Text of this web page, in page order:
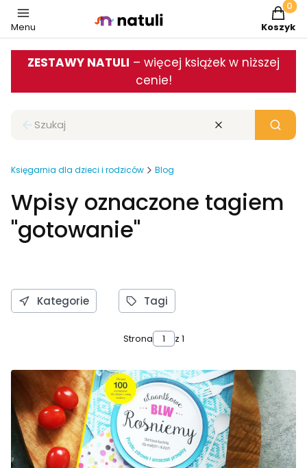
Menu Koszyk
ZESTAWY NATULI – więcej książek w niższej
cenie!
Zamknij wyszukiwarkę Wyczyść Szukaj
Księgarnia dla dzieci i rodziców Blog
Wpisy oznaczone tagiem
"gotowanie"
Kategorie Tagi
Strona z 1